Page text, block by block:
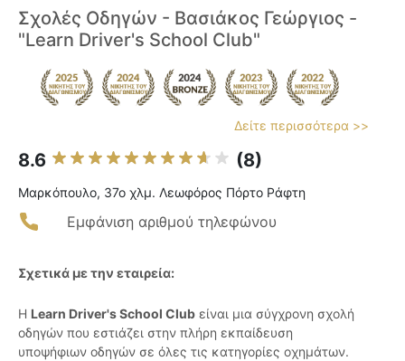
Σχολές Οδηγών - Βασιάκος Γεώργιος -
"Learn Driver's School Club"
Δείτε περισσότερα >>
8.6 (8)
Μαρκόπουλο, 37ο χλμ. Λεωφόρος Πόρτο Ράφτη
Εμφάνιση αριθμού τηλεφώνου
Σχετικά με την εταιρεία:
Η Learn Driver's School Club είναι μια σύγχρονη σχολή
οδηγών που εστιάζει στην πλήρη εκπαίδευση
υποψήφιων οδηγών σε όλες τις κατηγορίες οχημάτων.